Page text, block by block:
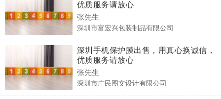
优质服务请放心
张先生
深圳市富宏兴包装制品有限公司
深圳手机保护膜出售，用真心换诚信，
优质服务请放心
张先生
深圳市广民图文设计有限公司